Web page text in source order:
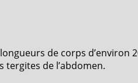
de corps d’environ
de l’abdomen.